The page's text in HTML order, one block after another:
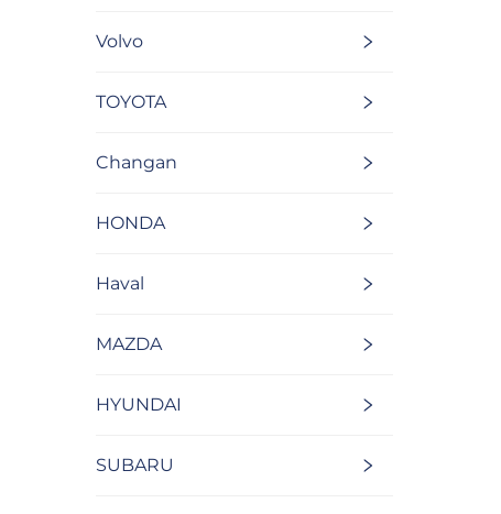
Volvo
TOYOTA
Changan
HONDA
Haval
MAZDA
HYUNDAI
SUBARU